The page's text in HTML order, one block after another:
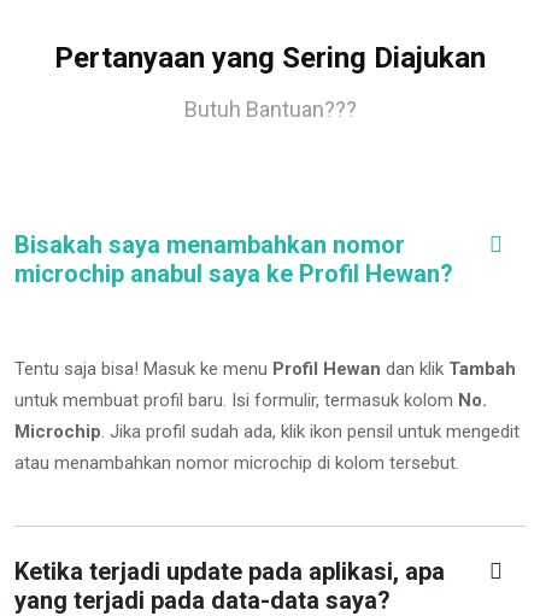
Pertanyaan yang Sering Diajukan
Butuh Bantuan???
Bisakah saya menambahkan nomor
microchip anabul saya ke Profil Hewan?
Tentu saja bisa! Masuk ke menu Profil Hewan dan klik Tambah
untuk membuat profil baru. Isi formulir, termasuk kolom No.
Microchip. Jika profil sudah ada, klik ikon pensil untuk mengedit
atau menambahkan nomor microchip di kolom tersebut.
Ketika terjadi update pada aplikasi, apa
yang terjadi pada data-data saya?